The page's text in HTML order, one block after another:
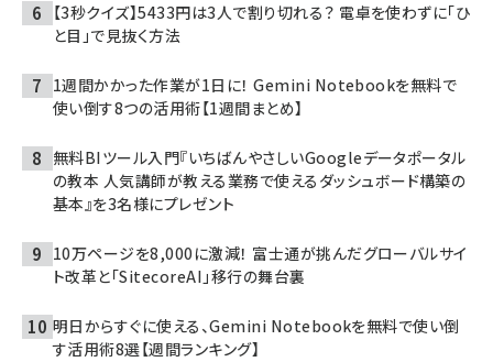
【3秒クイズ】5433円は3人で割り切れる？ 電卓を使わずに「ひ
と目」で見抜く方法
1週間かかった作業が1日に！ Gemini Notebookを無料で
使い倒す8つの活用術【1週間まとめ】
無料BIツール入門『いちばんやさしいGoogleデータポータル
の教本 人気講師が教える業務で使えるダッシュボード構築の
基本』を3名様にプレゼント
10万ページを8,000に激減！ 富士通が挑んだグローバルサイ
ト改革と「SitecoreAI」移行の舞台裏
明日からすぐに使える、Gemini Notebookを無料で使い倒
す活用術8選【週間ランキング】